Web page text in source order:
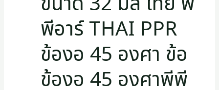
พีอาร์ THAI PPR
ข้องอ 45 องศา ข้อ
ข้องอ 45 องศาพีพี